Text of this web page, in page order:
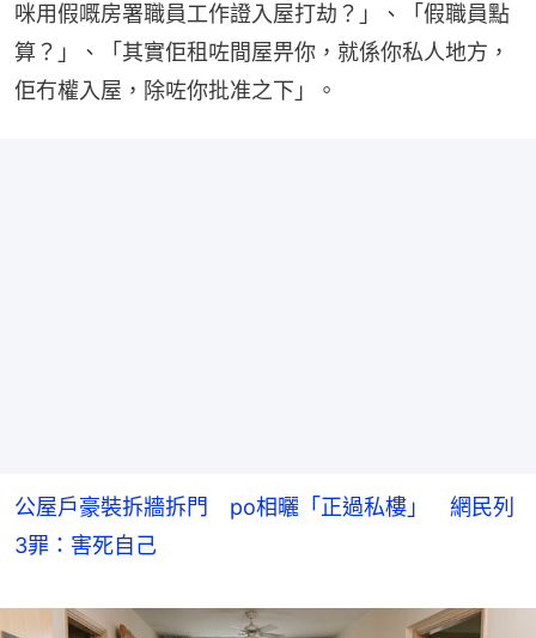
咪用假嘅房署職員工作證入屋打劫？」、「假職員點
算？」、「其實佢租咗間屋畀你，就係你私人地方，
佢冇權入屋，除咗你批准之下」。
公屋戶豪裝拆牆拆門 po相曬「正過私樓」 網民列
3罪：害死自己